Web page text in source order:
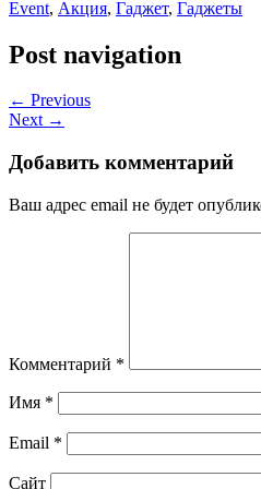
Event, Акция, Гаджет, Гаджеты
Post navigation
← Previous
Next →
Добавить комментарий
Ваш адрес email не будет
Комментарий *
Имя *
Email *
Сайт